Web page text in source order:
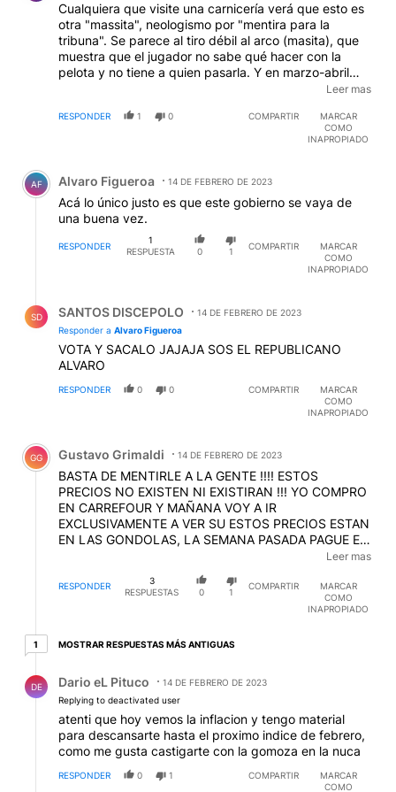
Cualquiera que visite una carnicería verá que esto es
otra "massita", neologismo por "mentira para la
tribuna". Se parece al tiro débil al arco (masita), que
muestra que el jugador no sabe qué hacer con la
pelota y no tiene a quien pasarla. Y en marzo-abril
empezará a faltar carne porque gracias a Néstor en
actual gobierno tripartito, la población vacuna bajó y
nunca se recuperó, con una baja secundaria actual
años recuperar uno malo. Y todo indica que este 2023
no será una maravilla. Ah...y no todo es asado en la
mesa.
Leer mas
RESPONDER 1 0 COMPARTIR
MARCAR
COMO
INAPROPIADO
Comentario de Alvaro Figueroa.
AF Alvaro Figueroa 14 DE FEBRERO DE 2023
Acá lo único justo es que este gobierno se vaya de
una buena vez.
RESPONDER
1
RESPUESTA
0 1
COMPARTIR
MARCAR
COMO
INAPROPIADO
SD SANTOS DISCEPOLO
14 DE FEBRERO DE 2023
Responder a Alvaro Figueroa
VOTA Y SACALO JAJAJA SOS EL REPUBLICANO
ALVARO
RESPONDER 0 0 COMPARTIR
MARCAR
COMO
INAPROPIADO
Comentario de Gustavo Grimaldi.
GG Gustavo Grimaldi 14 DE FEBRERO DE 2023
BASTA DE MENTIRLE A LA GENTE !!!! ESTOS
PRECIOS NO EXISTEN NI EXISTIRAN !!! YO COMPRO
EN CARREFOUR Y MAÑANA VOY A IR
EXCLUSIVAMENTE A VER SU ESTOS PRECIOS ESTAN
EN LAS GONDOLAS, LA SEMANA PASADA PAGUE EL
KG DE TAPA DE NALGA $2.200 Y LA COLITA DE
CUADRIL A $2.400, RENUNCIEN MANGA DE
DELINCUENTES !!!!
Leer mas
RESPONDER
3
RESPUESTAS
0 1
COMPARTIR
MARCAR
COMO
INAPROPIADO
11 respuesta más antiguas
MOSTRAR RESPUESTAS MÁS ANTIGUAS
DE Dario eL Pituco
14 DE FEBRERO DE 2023
Replying to deactivated user
atenti que hoy vemos la inflacion y tengo material
para descansarte hasta el proximo indice de febrero,
como me gusta castigarte con la gomoza en la nuca
RESPONDER 0 1 COMPARTIR
MARCAR
COMO